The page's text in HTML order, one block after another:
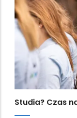
Studia? Czas